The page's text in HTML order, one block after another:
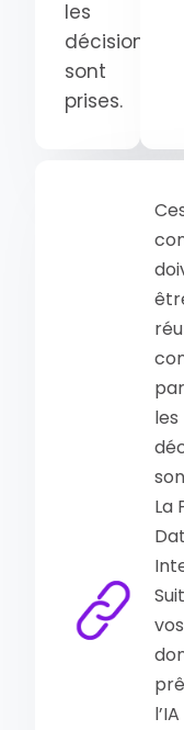
les
décisions
sont
prises.
les
La
vos